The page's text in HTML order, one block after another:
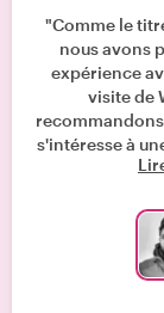
"Comme le
nous avons
expérience
visite de
s'intéresse à
dynamique
sans hésiter
Wroclaw